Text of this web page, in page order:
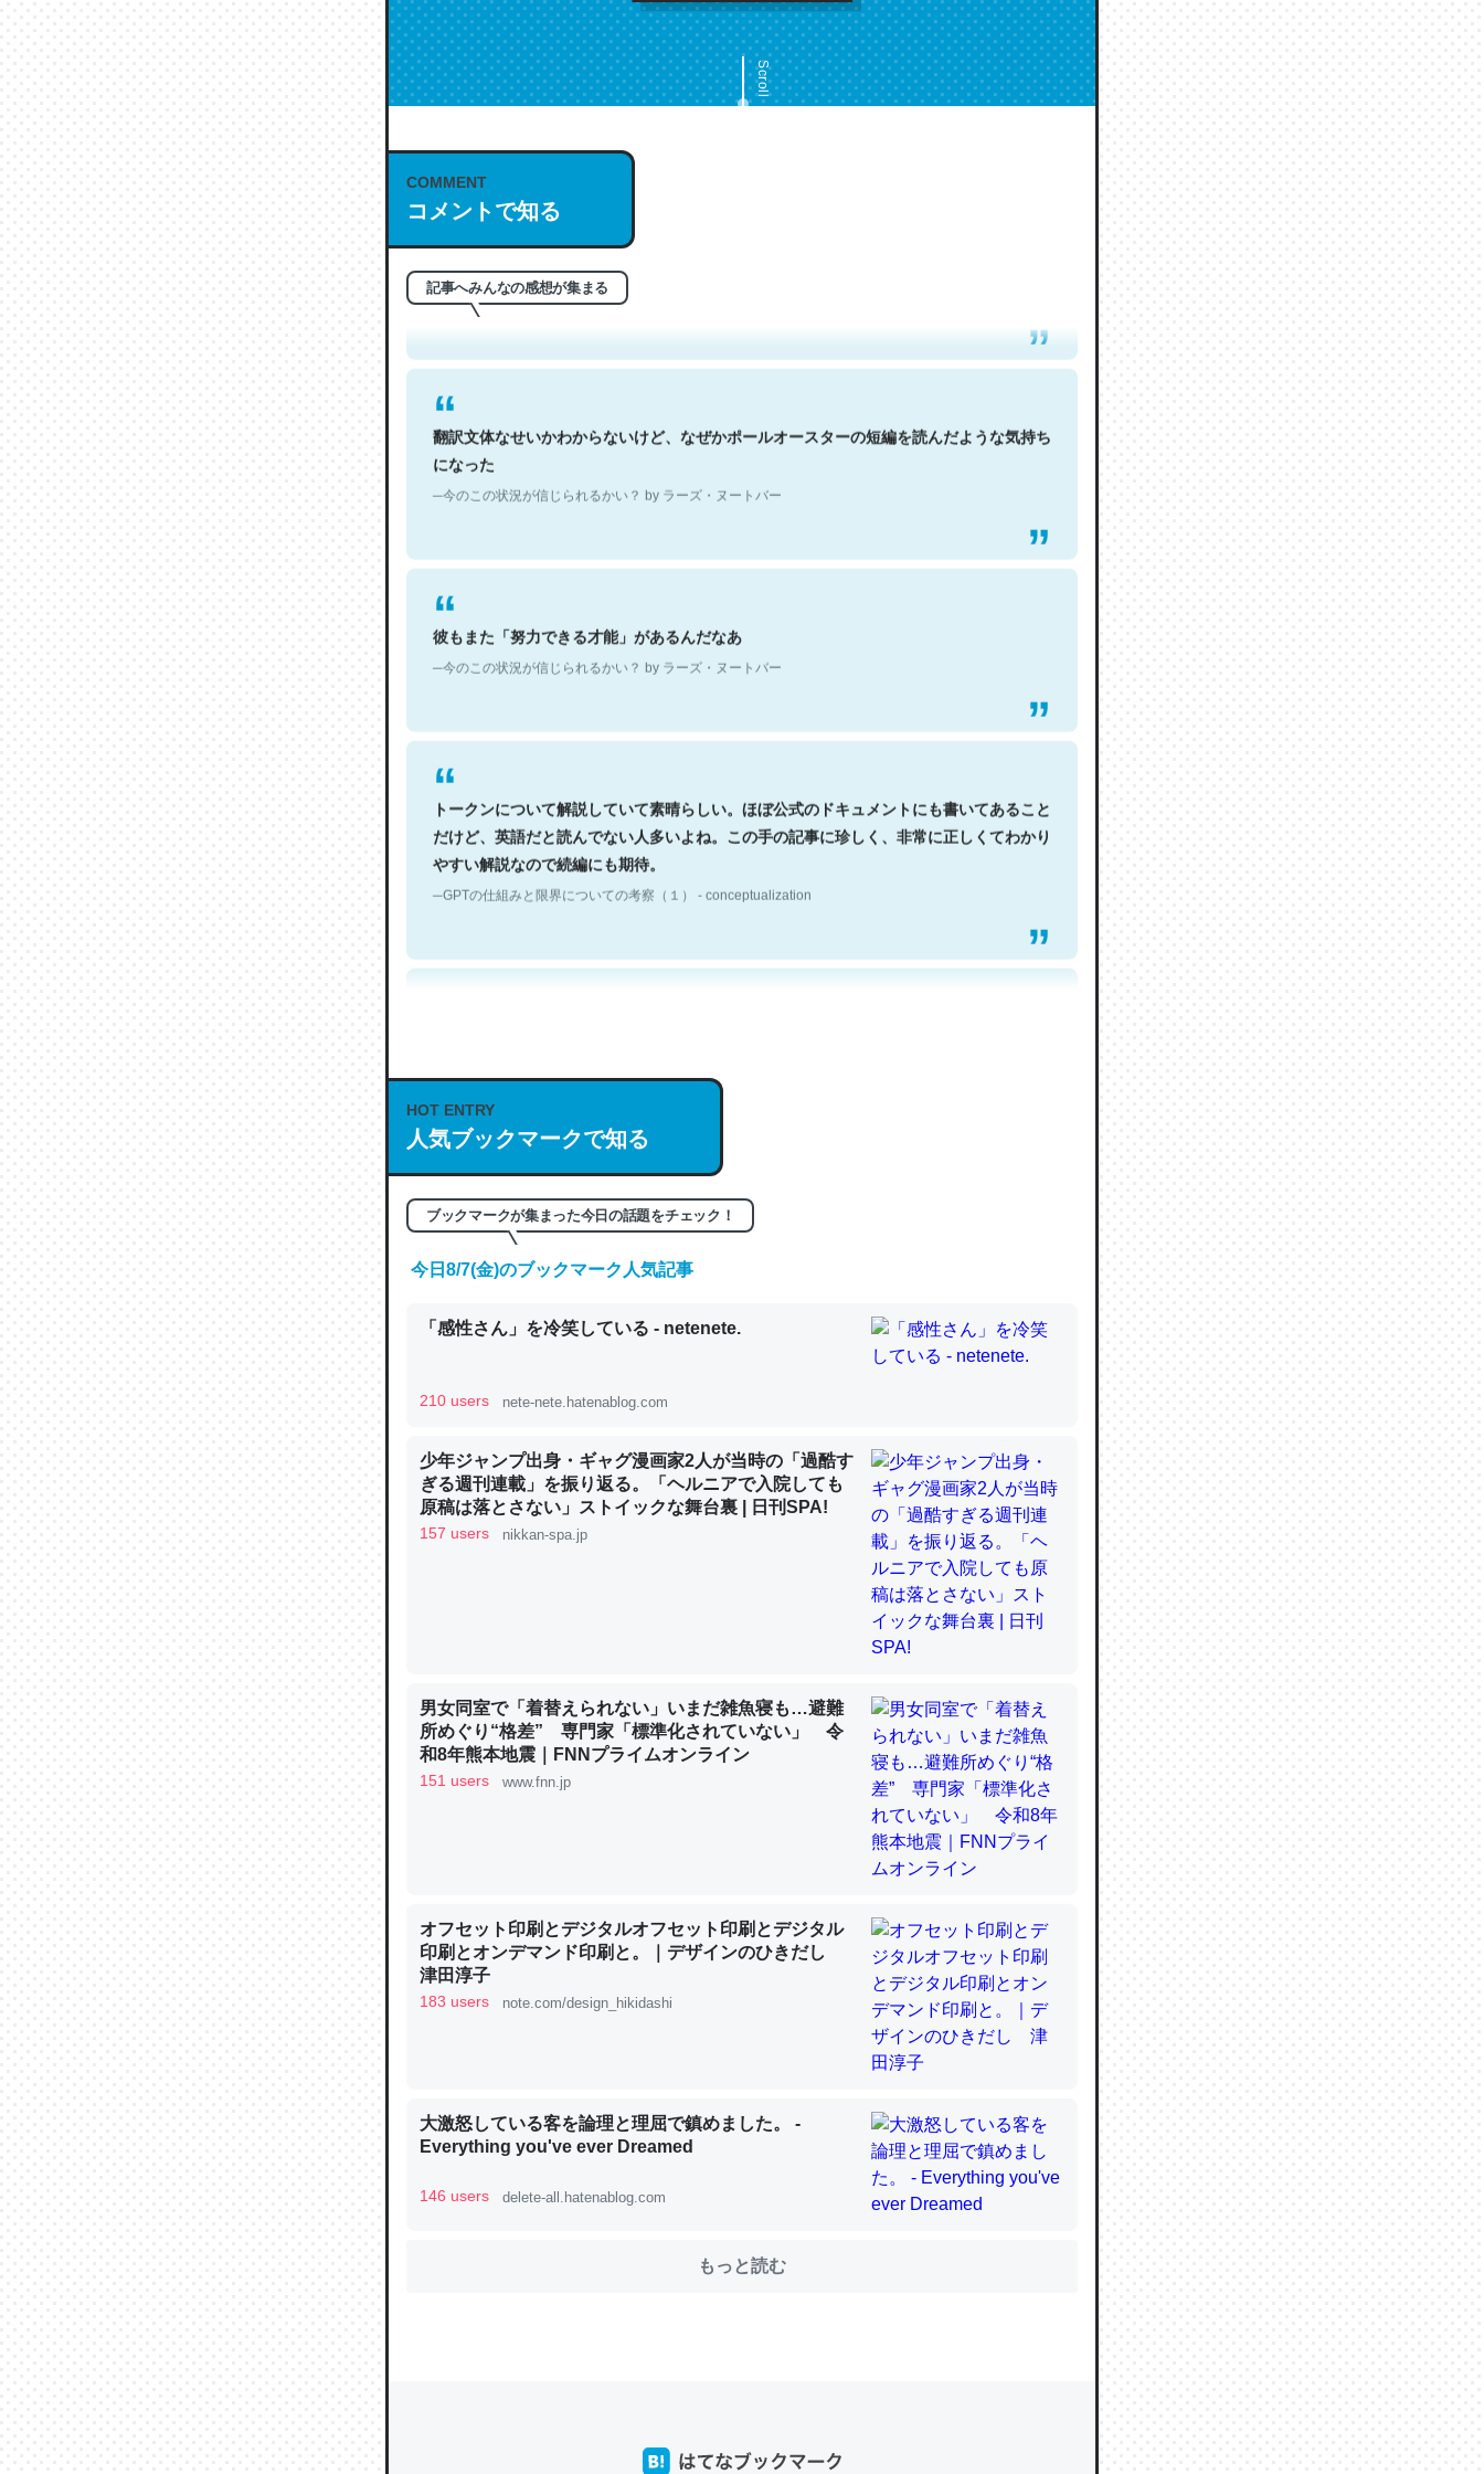
Scroll
COMMENT
コメントで知る
記事へみんなの感想が集まる
これは名文。彼はとてもクレバーなんだろうなと凄く思う。英語少しでも読める人は原文
もお勧め。自分はこの流れ好き。Let’s Fucking Go. Then Covid hit. Shit.
─今のこの状況が信じられるかい？ by ラーズ・ヌートバー
翻訳文体なせいかわからないけど、なぜかポールオースターの短編を読んだような気持ち
になった
─今のこの状況が信じられるかい？ by ラーズ・ヌートバー
彼もまた「努力できる才能」があるんだなあ
─今のこの状況が信じられるかい？ by ラーズ・ヌートバー
トークンについて解説していて素晴らしい。ほぼ公式のドキュメントにも書いてあること
だけど、英語だと読んでない人多いよね。この手の記事に珍しく、非常に正しくてわかり
やすい解説なので続編にも期待。
─GPTの仕組みと限界についての考察（１） - conceptualization
これは良記事。32768トークンだと英語小説100ページ分くらい。小説でいう「ずっと前
の伏線」は回収されないけど、短期記憶というには多い分量。進化すればするほど分かり
やすく強くなりそう
の600分の1程度。
─ニュース :: 【研究発表】昆虫学の大問題＝「昆虫はなぜ海にいないのか」に関する新仮説
論文では「淡水はカルシウムも酸素も不足してて両方に不利だから両方が拮抗してるので
チンを強化してる筈だが、酵素が違うのか？
─ニュース :: 【研究発表】昆虫学の大問題＝「昆虫はなぜ海にいないのか」に関する新仮説
これを元に考えるとカルシウムを大量に使う脊椎動物と貝類は苦労してるんだな…。腹足
─ニュース :: 【研究発表】昆虫学の大問題＝「昆虫はなぜ海にいないのか」に関する新仮説
ウチもEchoを実家に置いて４年。でたまに覗いてる。ぼちぼちRingも置こうかと画策
れ見て生きてるなって分かる。
─たまにLINEするくらいだった遠方の父67歳と僕。ITツール導入でコミュニケーションが劇的に変化し
HOT ENTRY
人気ブックマークで知る
ブックマークが集まった今日の話題をチェック！
今日8/7(金)のブックマーク人気記事
「感性さん」を冷笑している - netenete.
210 users nete-nete.hatenablog.com
少年ジャンプ出身・ギャグ漫画家2人が当時の「過酷す
ぎる週刊連載」を振り返る。「ヘルニアで入院しても
原稿は落とさない」ストイックな舞台裏 | 日刊SPA!
157 users nikkan-spa.jp
男女同室で「着替えられない」いまだ雑魚寝も…避難
所めぐり“格差” 専門家「標準化されていない」 令
和8年熊本地震｜FNNプライムオンライン
151 users www.fnn.jp
オフセット印刷とデジタルオフセット印刷とデジタル
印刷とオンデマンド印刷と。｜デザインのひきだし
津田淳子
183 users note.com/design_hikidashi
大激怒している客を論理と理屈で鎮めました。 -
Everything you've ever Dreamed
146 users delete-all.hatenablog.com
もっと読む